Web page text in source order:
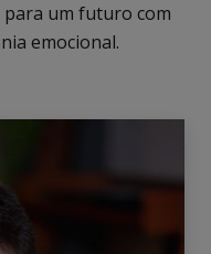
para um futuro com
emocional.